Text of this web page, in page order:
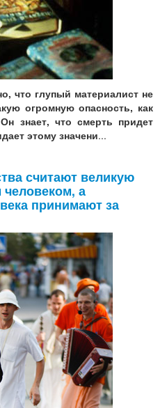
что глупый материалист не
огромную опасность, как
знает, что смерть придет
этому значени...
считают великую
а
принимают за